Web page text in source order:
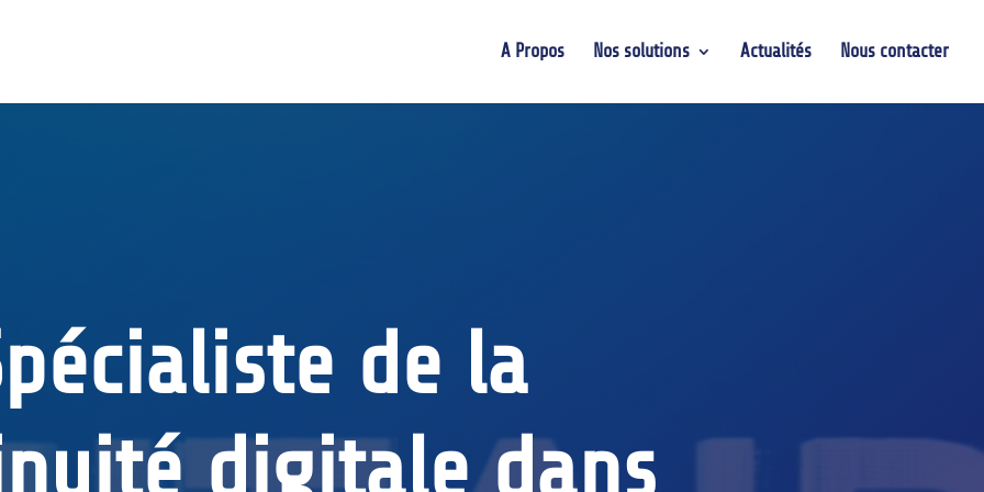
A Propos Nos solutions Actualités Nous contacter
de la
digitale dans